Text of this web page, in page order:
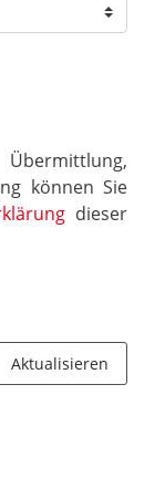
können Sie
dieser
Aktualisieren